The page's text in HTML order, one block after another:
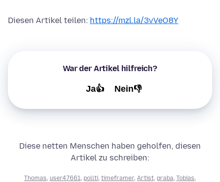
Diesen Artikel teilen: https://mzl.la/3vVeO8Y
War der Artikel hilfreich?
Ja👍 Nein👎
Diese netten Menschen haben geholfen, diesen
Artikel zu schreiben:
Thomas user47661 pollti timeframer, Artist graba Tobias